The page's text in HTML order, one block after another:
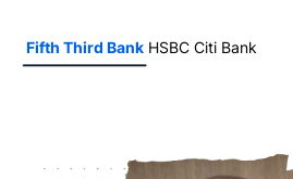
Fifth Third Bank HSBC Citi Bank